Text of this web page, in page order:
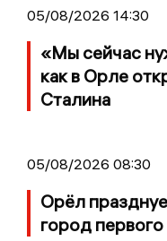
05/08/2026 14:30
«Мы сейчас
как в Орле
Сталина
05/08/2026 08:30
Орёл
город